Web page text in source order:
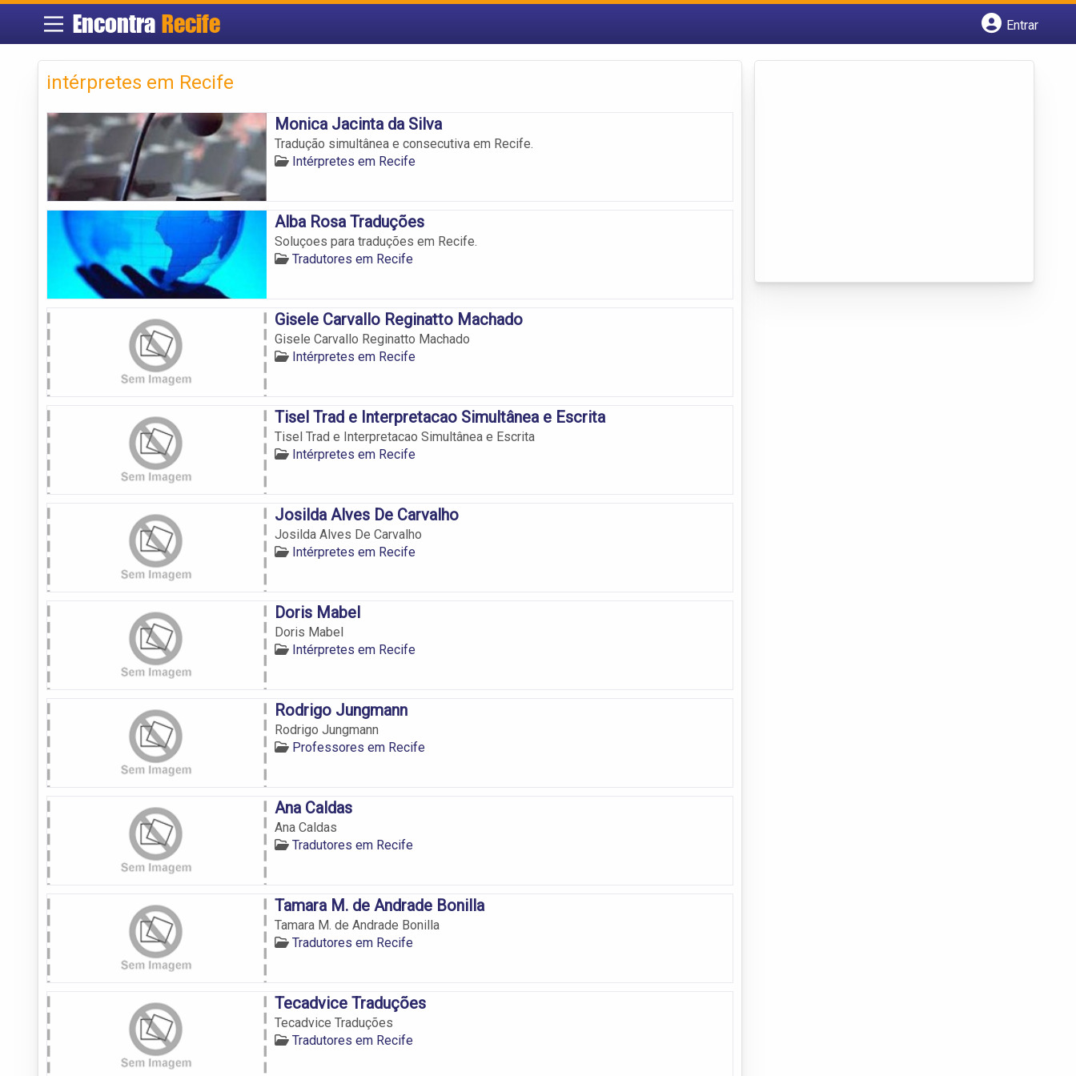
Encontra Recife
Entrar
intérpretes em Recife
Monica Jacinta da Silva
Tradução simultânea e consecutiva em Recife.
Intérpretes em Recife
Alba Rosa Traduções
Soluçoes para traduções em Recife.
Tradutores em Recife
Gisele Carvallo Reginatto Machado
Gisele Carvallo Reginatto Machado
Intérpretes em Recife
Tisel Trad e Interpretacao Simultânea e Escrita
Tisel Trad e Interpretacao Simultânea e Escrita
Intérpretes em Recife
Josilda Alves De Carvalho
Josilda Alves De Carvalho
Intérpretes em Recife
Doris Mabel
Doris Mabel
Intérpretes em Recife
Rodrigo Jungmann
Rodrigo Jungmann
Professores em Recife
Ana Caldas
Ana Caldas
Tradutores em Recife
Tamara M. de Andrade Bonilla
Tamara M. de Andrade Bonilla
Tradutores em Recife
Tecadvice Traduções
Tecadvice Traduções
Tradutores em Recife